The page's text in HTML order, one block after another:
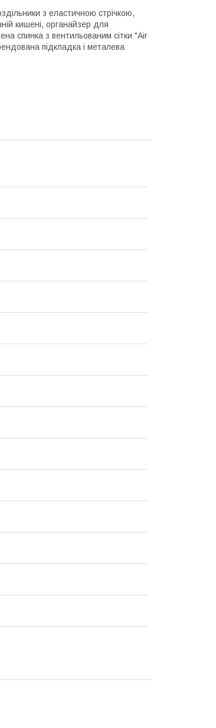
з еластичною стрічкою,
кишені, органайзер для
спинка з вентильованим сітки "Air
підкладка і металева